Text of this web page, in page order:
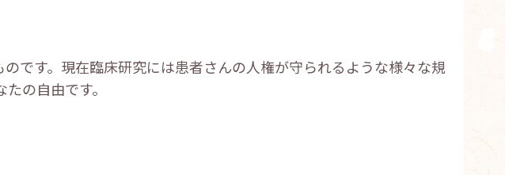
です。現在臨床研究には患者さんの人権が守られるような様々な規
の自由です。